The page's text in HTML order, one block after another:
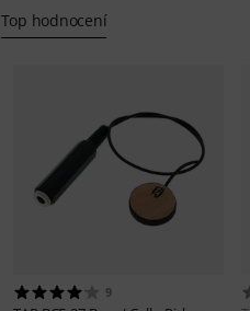
Top hodnocení
9